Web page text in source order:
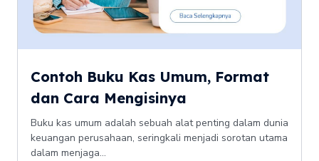
Contoh Buku Kas Umum, Format
dan Cara Mengisinya
Buku kas umum adalah sebuah alat penting dalam dunia
keuangan perusahaan, seringkali menjadi sorotan utama
dalam menjaga...